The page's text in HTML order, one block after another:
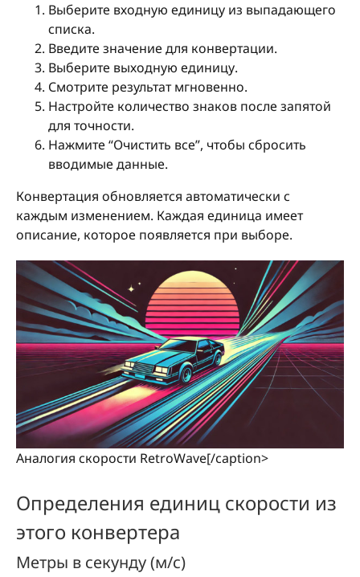
Выберите входную единицу из выпадающего
списка.
Введите значение для конвертации.
Выберите выходную единицу.
Смотрите результат мгновенно.
Настройте количество знаков после запятой
для точности.
Нажмите “Очистить все”, чтобы сбросить
вводимые данные.
Конвертация обновляется автоматически с
каждым изменением. Каждая единица имеет
описание, которое появляется при выборе.
Аналогия скорости RetroWave[/caption>
Определения единиц скорости из
этого конвертера
Метры в секунду (м/с)